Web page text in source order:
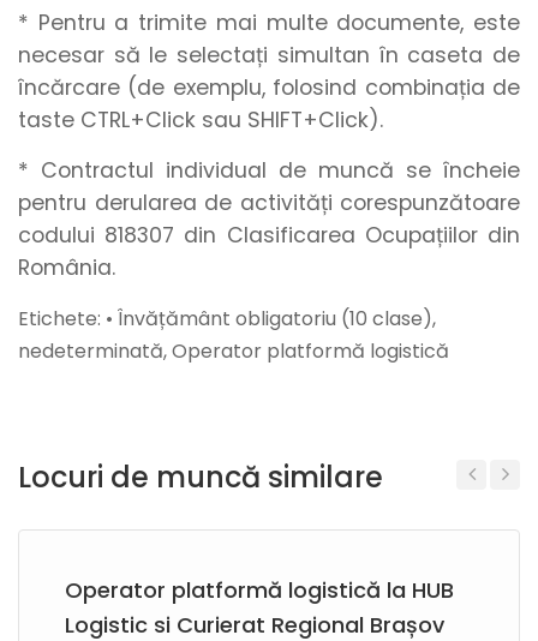
* Pentru a trimite mai multe documente, este
necesar să le selectați simultan în caseta de
încărcare (de exemplu, folosind combinația de
taste CTRL+Click sau SHIFT+Click).
* Contractul individual de muncă se încheie
pentru derularea de activități corespunzătoare
codului 818307 din Clasificarea Ocupațiilor din
România.
Etichete: • Învățământ obligatoriu (10 clase),
nedeterminată, Operator platformă logistică
Locuri de muncă similare
Operator platformă logistică la HUB
Logistic si Curierat Regional Brașov